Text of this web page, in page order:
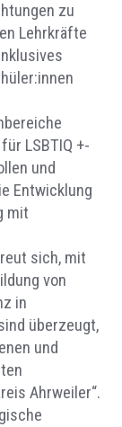
zu
Lehrkräfte
LSBTIQ +-
und
Entwicklung
mit
sich, mit
von
in
überzeugt,
und
Ahrweiler“.